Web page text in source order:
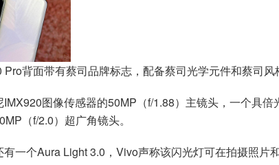
背面带有蔡司品牌标志，配备蔡司光学元件和蔡司风
图像传感器的50MP（f/1.88）主镜头，一个具
（f/2.0）超广角镜头。
一个Aura Light 3.0，Vivo声称该闪光灯可在拍摄照片